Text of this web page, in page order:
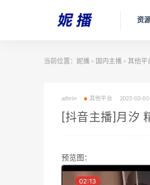
资
当前位置： 妮播 > 国内主播 > 其他平
admin 其他平台 2023-03-05
[抖音主播]月汐
预览图：